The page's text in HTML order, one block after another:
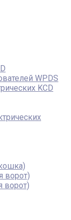
WPDS
KCD
ворот)
ворот)